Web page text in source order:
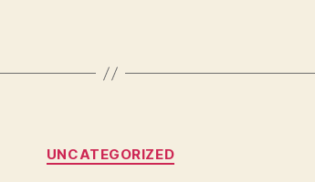
Categorías
UNCATEGORIZED